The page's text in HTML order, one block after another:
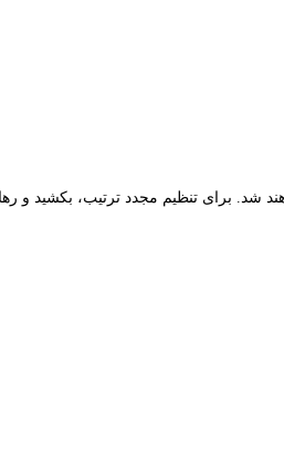
شد. برای تنظیم مجدد ترتیب، بکشید و رها